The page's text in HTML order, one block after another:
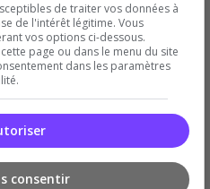
de traiter vos données à
de l'intérêt légitime. Vous
vos options ci-dessous.
page ou dans le menu du site
dans les paramètres
consentir